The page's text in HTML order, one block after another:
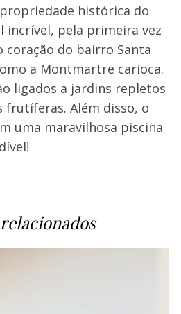
histórica do
incrível, pela primeira vez
coração do bairro Santa
a Montmartre carioca.
ligados a jardins repletos
frutíferas. Além disso, o
uma maravilhosa piscina